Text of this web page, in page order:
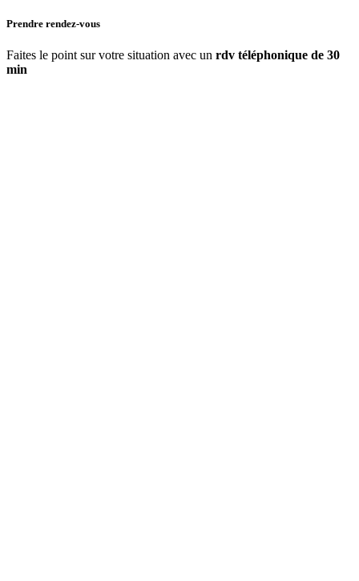
Prendre rendez-vous
Faites le point sur votre situation avec un rdv téléphonique de 30
min